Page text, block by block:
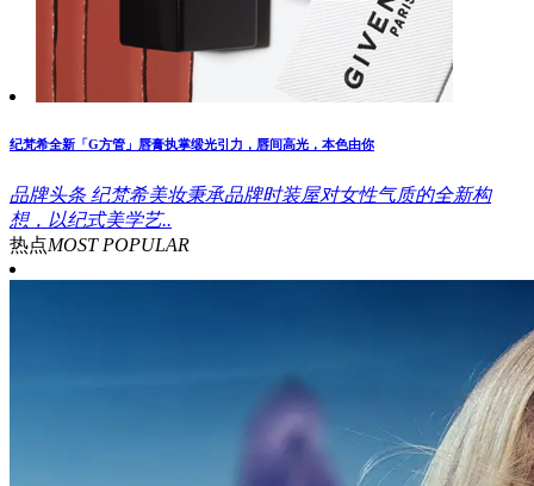
纪梵希全新「G方管」唇膏执掌缎光引力，唇间高光，本色由你
品牌头条 纪梵希美妆秉承品牌时装屋对女性气质的全新构
想，以纪式美学艺..
热点MOST POPULAR